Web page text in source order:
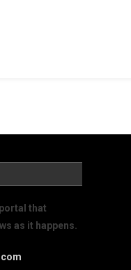
that
as it happens.